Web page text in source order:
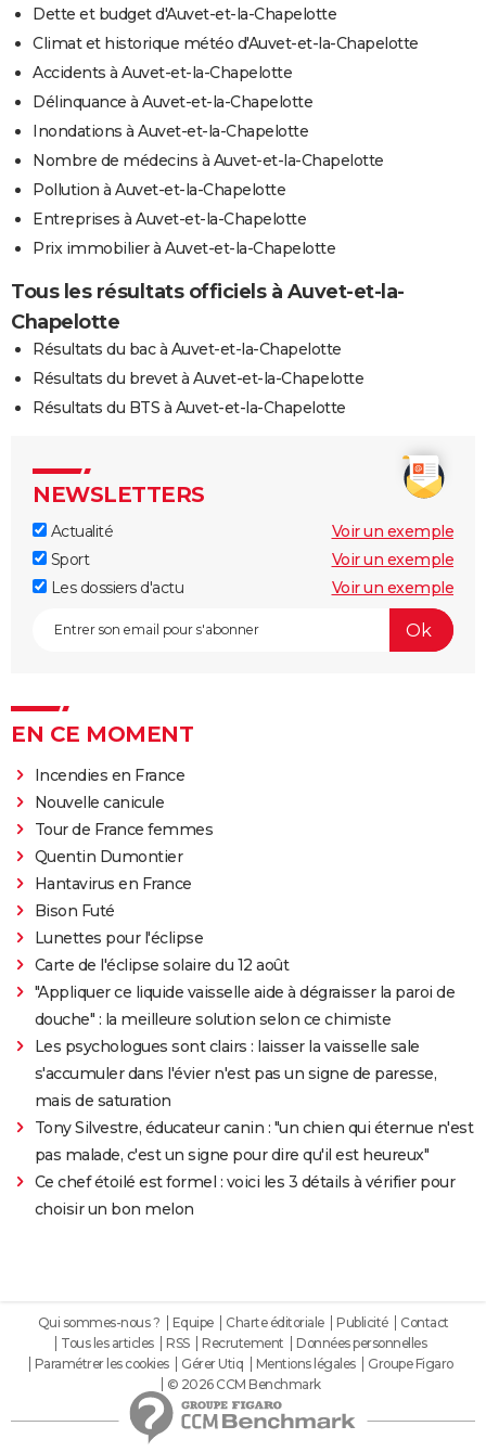
Dette et budget d'Auvet-et-la-Chapelotte
Climat et historique météo d'Auvet-et-la-Chapelotte
Accidents à Auvet-et-la-Chapelotte
Délinquance à Auvet-et-la-Chapelotte
Inondations à Auvet-et-la-Chapelotte
Nombre de médecins à Auvet-et-la-Chapelotte
Pollution à Auvet-et-la-Chapelotte
Entreprises à Auvet-et-la-Chapelotte
Prix immobilier à Auvet-et-la-Chapelotte
Tous les résultats officiels à Auvet-et-la-
Chapelotte
Résultats du bac à Auvet-et-la-Chapelotte
Résultats du brevet à Auvet-et-la-Chapelotte
Résultats du BTS à Auvet-et-la-Chapelotte
NEWSLETTERS
Actualité
Voir un exemple
Sport
Voir un exemple
Les dossiers d'actu
Voir un exemple
EN CE MOMENT
Incendies en France
Nouvelle canicule
Tour de France femmes
Quentin Dumontier
Hantavirus en France
Bison Futé
Lunettes pour l'éclipse
Carte de l'éclipse solaire du 12 août
"Appliquer ce liquide vaisselle aide à dégraisser la paroi de
douche" : la meilleure solution selon ce chimiste
Les psychologues sont clairs : laisser la vaisselle sale
s'accumuler dans l'évier n'est pas un signe de paresse,
mais de saturation
Tony Silvestre, éducateur canin : "un chien qui éternue n'est
pas malade, c'est un signe pour dire qu'il est heureux"
Ce chef étoilé est formel : voici les 3 détails à vérifier pour
choisir un bon melon
Qui sommes-nous ? Equipe Charte éditoriale Publicité
Contact
Tous les articles
RSS Recrutement
Données personnelles
Paramétrer les cookies
Gérer Utiq Mentions légales
Groupe Figaro
© 2026 CCM Benchmark